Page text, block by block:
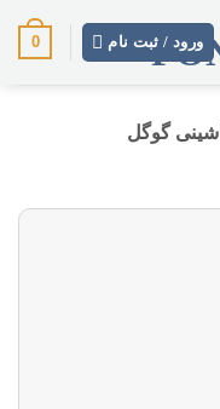
ورود / ثبت نام 0
گوگل